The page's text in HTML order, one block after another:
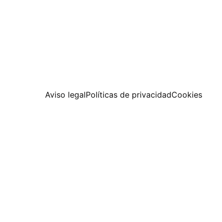
Aviso legalPolíticas de privacidadCookies